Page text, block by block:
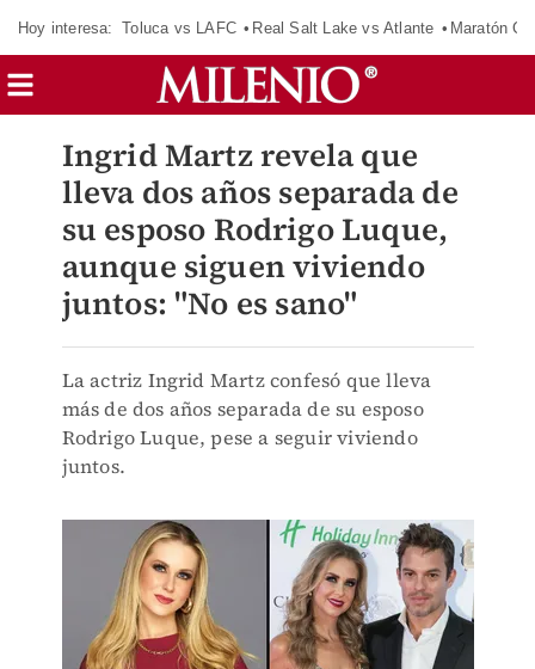
Hoy interesa: Toluca vs LAFC Real Salt Lake vs Atlante Maratón
Ingrid Martz revela que
lleva dos años separada de
su esposo Rodrigo Luque,
aunque siguen viviendo
juntos: "No es sano"
La actriz Ingrid Martz confesó que lleva
más de dos años separada de su esposo
Rodrigo Luque, pese a seguir viviendo
juntos.